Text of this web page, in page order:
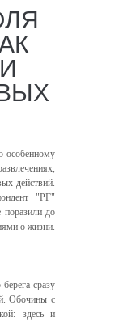
действий.
"РГ"
до
о жизни.
сразу
Обочины с
здесь и